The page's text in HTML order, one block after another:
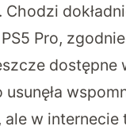
Pro,
dostępne
w